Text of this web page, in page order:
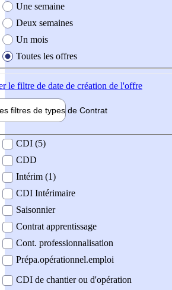
Une semaine
Deux semaines
Un mois
Toutes les offres
le filtre de date de création de l'offre
filtres de types de Contrat
contrat
CDI (5)
CDD
Intérim (1)
CDI Intérimaire
Saisonnier
Contrat apprentissage
Cont. professionnalisation
Prépa.opérationnel.emploi
CDI de chantier ou d'opération